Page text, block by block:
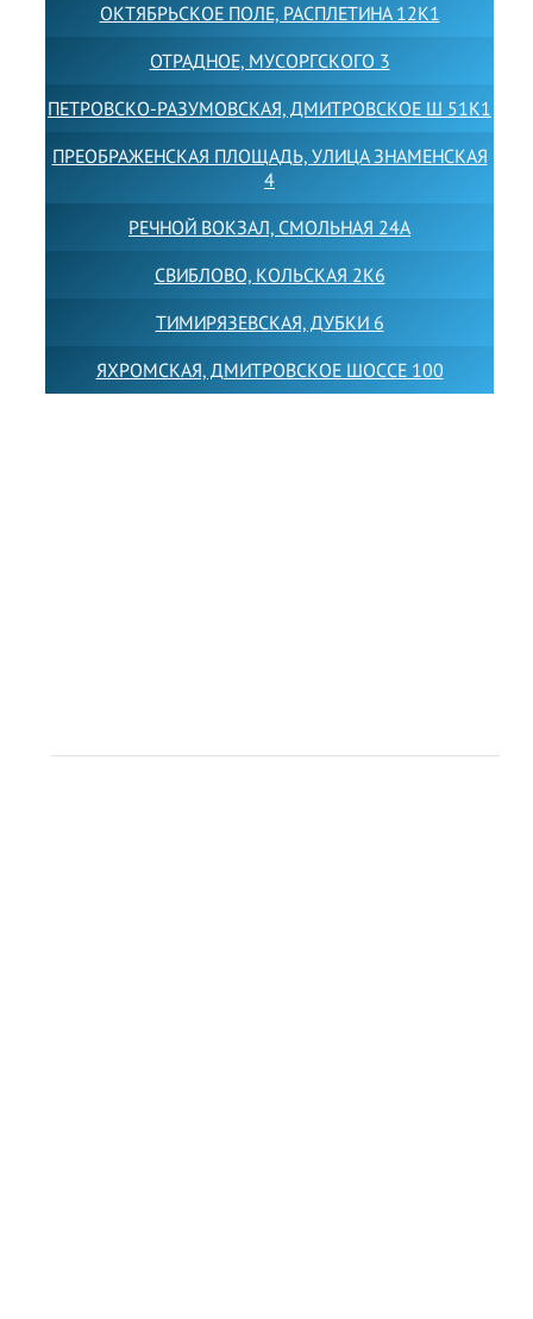
ОКТЯБРЬСКОЕ ПОЛЕ, РАСПЛЕТИНА 12К1
ОТРАДНОЕ, МУСОРГСКОГО 3
ПЕТРОВСКО-РАЗУМОВСКАЯ, ДМИТРОВСКОЕ Ш 51К1
ПРЕОБРАЖЕНСКАЯ ПЛОЩАДЬ, УЛИЦА ЗНАМЕНСКАЯ
4
РЕЧНОЙ ВОКЗАЛ, СМОЛЬНАЯ 24А
СВИБЛОВО, КОЛЬСКАЯ 2К6
ТИМИРЯЗЕВСКАЯ, ДУБКИ 6
ЯХРОМСКАЯ, ДМИТРОВСКОЕ ШОССЕ 100